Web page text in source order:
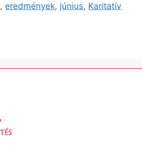
, eredmények, június, Karitatív